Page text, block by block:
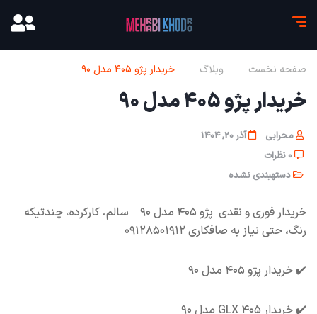
صفحه نخست وبلاگ خریدار پژو ۴۰۵ مدل ۹۰
خریدار پژو ۴۰۵ مدل ۹۰
محرابی
آذر 20, 1404
0 نظرات
دستهبندی نشده
خریدار فوری و نقدی پژو ۴۰۵ مدل ۹۰ – سالم، کارکرده، چندتیکه
رنگ، حتی نیاز به صافکاری ۰۹۱۲۸۵۰۱۹۱۲
✔️ خریدار پژو ۴۰۵ مدل ۹۰
✔️ خریدار ۴۰۵ GLX مدل ۹۰